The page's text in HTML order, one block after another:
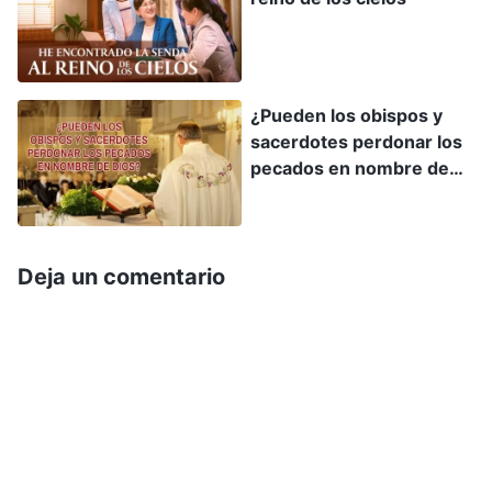
que no debemos relacionarnos con ella. Seguro
que, con el tiempo, se verá influida por él y
aceptará también su creencia”. Me sentí muy
agraviada al escuchar esto. Por más que
proclamara mi inocencia y jurara que no había
aceptado al Relámpago Oriental, no me creían.
Cada vez que iba a un lugar de asamblea, sus
temían que pudiera desorientar a los creyentes.
¿Pueden los obispos y
sacerdotes perdonar los
pecados en nombre de
Deja un comentario